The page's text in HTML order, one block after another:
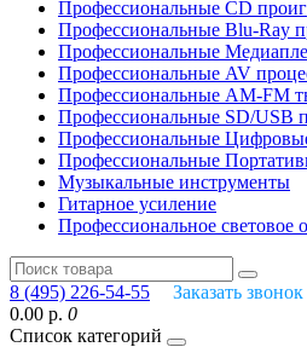
Профессиональные СD
Профессиональные Blu-Ray
Профессиональные
Профессиональные AV
Профессиональные AM-FM
Профессиональные SD/USB
Профессиональные
Профессиональные
Музыкальные инструменты
Гитарное усиление
Профессиональное световое
8 (495) 226-54-55
Заказать звонок
0.00 р. 0
Список категорий